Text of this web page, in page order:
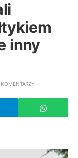
inny
KOMENTARZY